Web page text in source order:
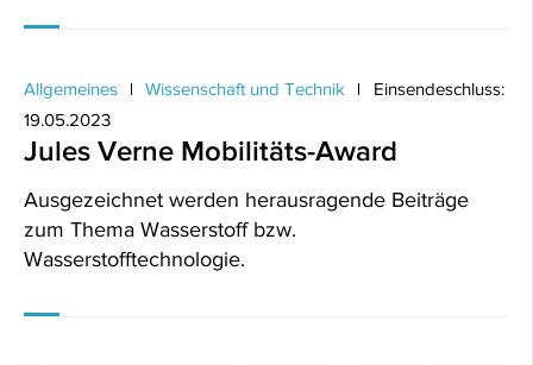
Allgemeines Wissenschaft und Technik
Einsendeschluss:
19.05.2023
Jules Verne Mobilitäts-Award
Ausgezeichnet werden herausragende Beiträge
zum Thema Wasserstoff bzw.
Wasserstofftechnologie.